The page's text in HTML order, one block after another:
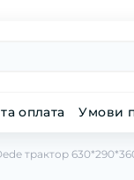
оплата Умови
трактор